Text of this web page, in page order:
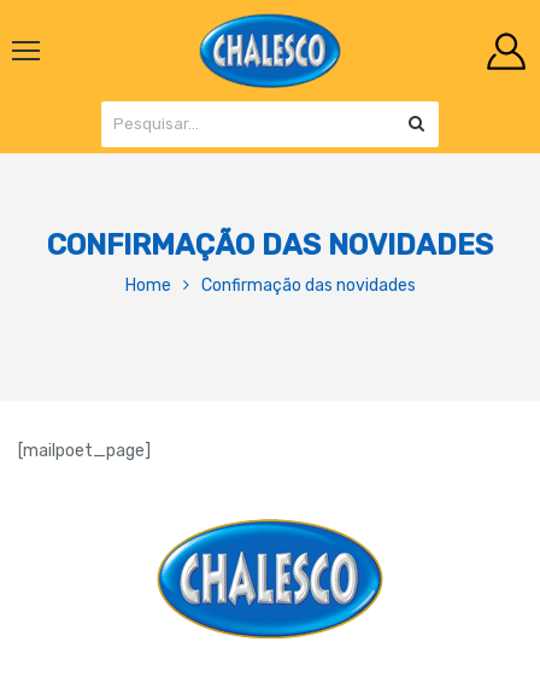
CONFIRMAÇÃO DAS NOVIDADES
Home Confirmação das novidades
[mailpoet_page]